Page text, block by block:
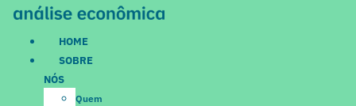
conteúdo
HOME
SOBRE
NÓS
Quem